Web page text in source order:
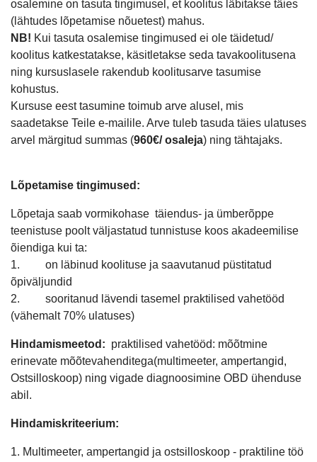
osalemine on tasuta tingimusel, et koolitus läbitakse täies
(lähtudes lõpetamise nõuetest) mahus.
NB! Kui tasuta osalemise tingimused ei ole täidetud/
koolitus katkestatakse, käsitletakse seda tavakoolitusena
ning kursuslasele rakendub koolitusarve tasumise
kohustus.
Kursuse eest tasumine toimub arve alusel, mis
saadetakse Teile e-mailile. Arve tuleb tasuda täies ulatuses
arvel märgitud summas (960€/ osaleja) ning tähtajaks.
Lõpetamise tingimused:
Lõpetaja saab vormikohase täiendus- ja ümberõppe
teenistuse poolt väljastatud tunnistuse koos akadeemilise
õiendiga kui ta:
1. on läbinud koolituse ja saavutanud püstitatud
õpiväljundid
2. sooritanud lävendi tasemel praktilised vahetööd
(vähemalt 70% ulatuses)
Hindamismeetod: praktilised vahetööd: mõõtmine
erinevate mõõtevahenditega(multimeeter, ampertangid,
Ostsilloskoop) ning vigade diagnoosimine OBD ühenduse
abil.
Hindamiskriteerium:
1. Multimeeter, ampertangid ja ostsilloskoop - praktiline töö